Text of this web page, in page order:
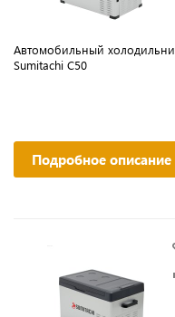
Автомобильный
Sumitachi C50
Подробное описание